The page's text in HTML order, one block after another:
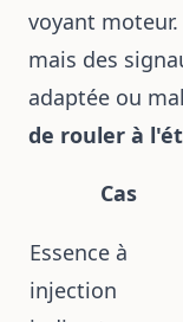
voyant
mais des
adaptée ou
de rouler à
Cas
Essence à
injection